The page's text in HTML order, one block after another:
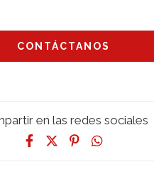
CONTÁCTANOS
en las redes sociales